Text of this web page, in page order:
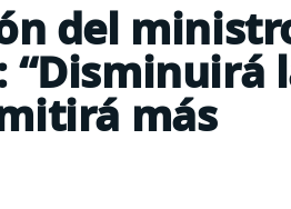
del
“Disminuirá
más